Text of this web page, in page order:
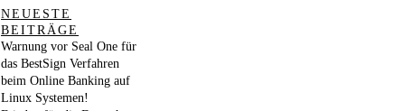
NEUESTE
BEITRÄGE
Warnung vor Seal One für
das BestSign Verfahren
beim Online Banking auf
Linux Systemen!